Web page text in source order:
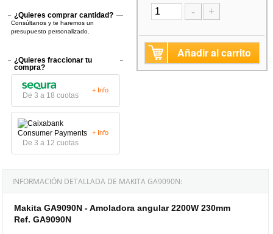
¿Quieres comprar cantidad?
Consúltanos y te haremos un
presupuesto personalizado.
¿Quieres fraccionar tu
compra?
De 3 a 18 cuotas
+ Info
De 3 a 12 cuotas
+ Info
- +
Añadir al carrito
INFORMACIÓN DETALLADA DE MAKITA GA9090N:
Makita GA9090N - Amoladora angular 2200W 230mm
Ref. GA9090N